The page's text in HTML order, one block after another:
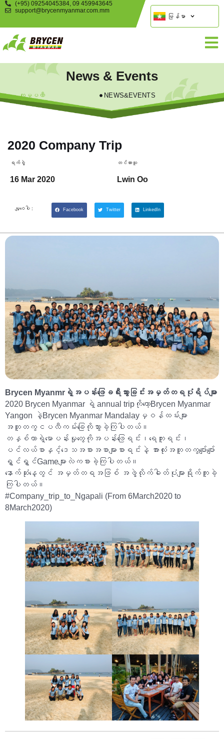
(+95) 09254045384, 09 459943645
support@brycenmyanmar.com.mm
မြန်မာ
News & Events
ကုမ္ပဏီ NEWS&EVENTS
2020 Company Trip
ရက်စွဲ့
16 Mar 2020
တင်ထားသူ
Lwin Oo
မျှဝေပါ : Facebook Twitter LinkedIn
Brycen Myanmrရဲ့အပန်းဖြေခရီးသွားခြင်းအမှတ်တရပုံရိပ်မျာ
2020 Brycen Myanmar ရဲ့ annual tripကိုတော့Brycen Myanmar
Yangon နဲ့Brycen Myanmar Mandalayမှဝန်ထမ်းများ
အတူတကွငပလီကမ်းခြေကိုသွားခဲ့ကြပါတယ်။
တနှစ်တာရဲ့မောပန်းမှုတွေကိုအပန်းဖြေရင်း၊ရေကူးရင်း၊
ပင်လယ်စာနှင့်ဒေသအစားအစာများစားရင်းနဲ့ အားလုံးအတူတကွပျော်ပျော်
ရွှင်ရွှင်Gameများလဲကစားခဲ့ကြပါတယ်။
နောက်ဆုံးနေ့တွင် အမှတ်တရအဖြစ် အဖွဲ့လိုက်ဓါတ်ပုံများရိုက်ကူးခဲ့
ကြပါတယ်။
#Company_trip_to_Ngapali (From 6March2020 to
8March2020)